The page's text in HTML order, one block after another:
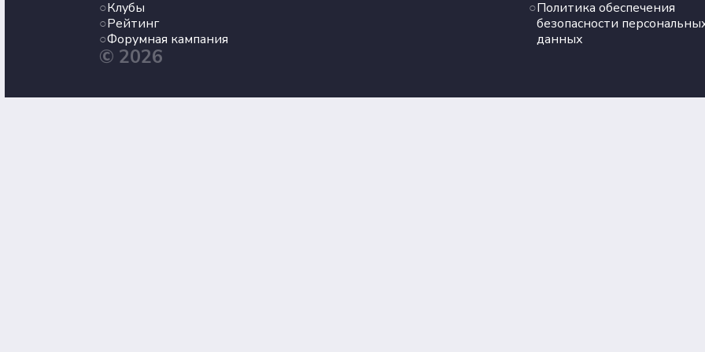
Клубы
Рейтинг
Форумная кампания
Политика обеспечения
безопасности
данных
© 2026